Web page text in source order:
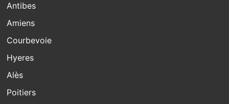
Antibes
Amiens
Courbevoie
Hyeres
Alès
Poitiers